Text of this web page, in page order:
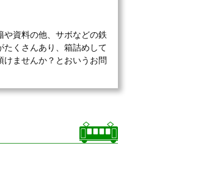
資料の他、サボなどの鉄
くさんあり、箱詰めして
ませんか？とおいうお問